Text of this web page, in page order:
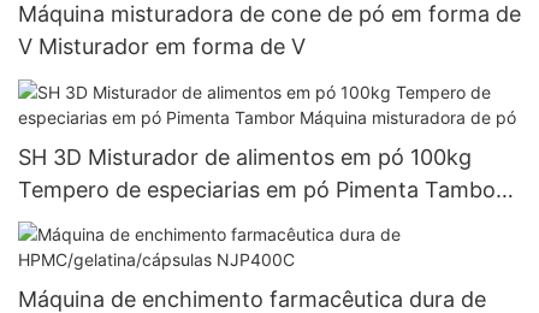
Máquina misturadora de cone de pó em forma de
V Misturador em forma de V
SH 3D Misturador de alimentos em pó 100kg
Tempero de especiarias em pó Pimenta Tambor
Máquina misturadora de pó
Máquina de enchimento farmacêutica dura de